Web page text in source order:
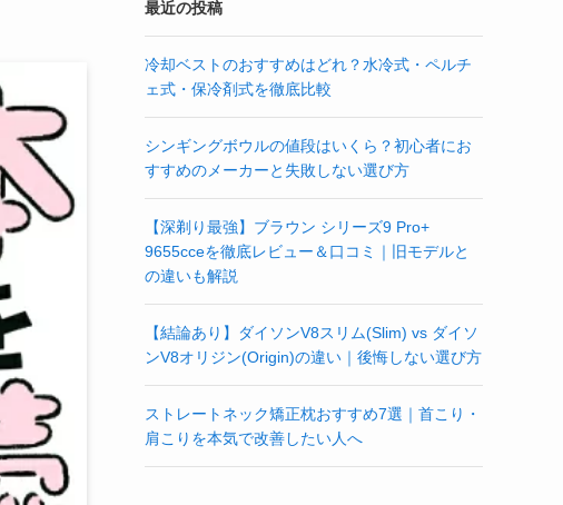
最近の投稿
冷却ベストのおすすめはどれ？水冷式・ペルチ
ェ式・保冷剤式を徹底比較
シンギングボウルの値段はいくら？初心者にお
すすめのメーカーと失敗しない選び方
【深剃り最強】ブラウン シリーズ9 Pro+
9655cceを徹底レビュー＆口コミ｜旧モデルと
の違いも解説
【結論あり】ダイソンV8スリム(Slim) vs ダイソ
ンV8オリジン(Origin)の違い｜後悔しない選び方
ストレートネック矯正枕おすすめ7選｜首こり・
肩こりを本気で改善したい人へ